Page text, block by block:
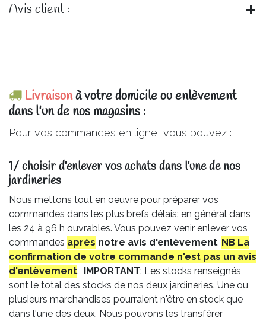
Avis client :
Livraisonà votre domicile ou enlèvement
dans l'un de nos magasins :
Pour vos commandes en ligne, vous pouvez :
1/ choisir d'enlever vos achats dans l'une de nos
jardineries​
Nous mettons tout en oeuvre pour préparer vos
commandes dans les plus brefs délais: en général dans
les 24 à 96 h ouvrables. Vous pouvez venir enlever vos
commandes après notre avis d'enlèvement. NB La
confirmation de votre commande n'est pas un avis
d'enlèvement. IMPORTANT: Les stocks renseignés
sont le total des stocks de nos deux jardineries. Une ou
plusieurs marchandises pourraient n'être en stock que
dans l'une des deux. Nous pouvons les transférer